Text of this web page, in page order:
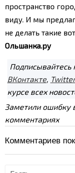
пространство
виду. И мы
не делать такие
Ольшанка.ру
Подписывайтесь
ВКонтакте, Twitter
курсе всех
Заметили ошибку
комментариях
Комментариев